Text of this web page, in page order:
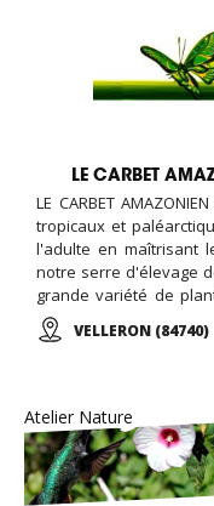
LE CARBET
LE CARBET
tropicaux et
l'adulte en maîtrisant
notre serre d'élevage
grande variété de
adapté. Au sein de
admirerez des
VELLERON (84740)
Atelier Nature